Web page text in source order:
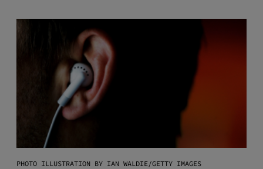
PHOTO ILLUSTRATION BY IAN WALDIE/GETTY IMAGES